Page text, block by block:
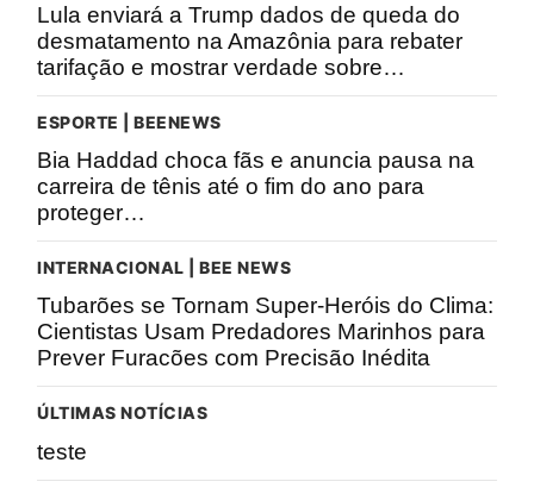
Lula enviará a Trump dados de queda do
desmatamento na Amazônia para rebater
tarifação e mostrar verdade sobre…
ESPORTE | BEENEWS
Bia Haddad choca fãs e anuncia pausa na
carreira de tênis até o fim do ano para
proteger…
INTERNACIONAL | BEE NEWS
Tubarões se Tornam Super-Heróis do Clima:
Cientistas Usam Predadores Marinhos para
Prever Furacões com Precisão Inédita
ÚLTIMAS NOTÍCIAS
teste